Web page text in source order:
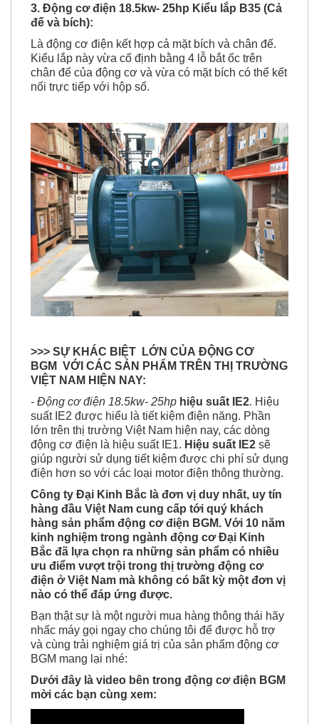
3. Động cơ điện 18.5kw- 25hp Kiểu lắp B35 (Cả
đế và bích):
Là động cơ điện kết hợp cả mặt bích và chân đế.
Kiểu lắp này vừa cố định bằng 4 lỗ bắt ốc trên
chân đế của động cơ và vừa có mặt bích có thể kết
nối trực tiếp với hộp số.
>>> SỰ KHÁC BIỆT LỚN CỦA ĐỘNG CƠ
BGM VỚI CÁC SẢN PHẨM TRÊN THỊ TRƯỜNG
VIỆT NAM HIỆN NAY:
- Động cơ điện 18.5kw- 25hp hiệu suất IE2. Hiệu
suất IE2 được hiểu là tiết kiệm điện năng. Phần
lớn trên thị trường Việt Nam hiện nay, các dòng
động cơ điện là hiệu suất IE1. Hiệu suất IE2 sẽ
giúp người sử dụng tiết kiệm được chi phí sử dụng
điện hơn so với các loại motor điện thông thường.
Công ty Đại Kinh Bắc là đơn vị duy nhất, uy tín
hàng đầu Việt Nam cung cấp tới quý khách
hàng sản phẩm động cơ điện BGM. Với 10 năm
kinh nghiệm trong ngành động cơ Đại Kinh
Bắc đã lựa chọn ra những sản phẩm có nhiều
ưu điểm vượt trội trong thị trường động cơ
điện ở Việt Nam mà không có bất kỳ một đơn vị
nào có thể đáp ứng được.
Bạn thật sự là một người mua hàng thông thái hãy
nhấc máy gọi ngay cho chúng tôi để được hỗ trợ
và cùng trải nghiệm giá trị của sản phẩm động cơ
BGM mang lại nhé:
Dưới đây là video bên trong động cơ điện BGM
mời các bạn cùng xem: